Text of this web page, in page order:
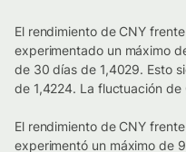
El rendimiento de CNY
experimentado un máximo
de 30 días de 1,4029. Esto
de 1,4224. La fluctuación
El rendimiento de CNY
experimentó un máximo de